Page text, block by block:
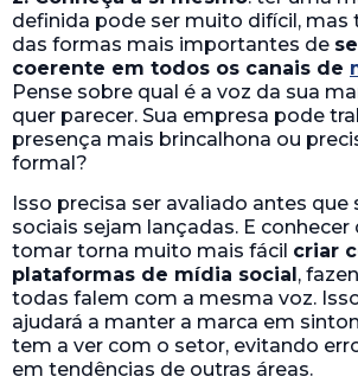
definida pode ser muito difícil, mas
das formas mais importantes de
coerente em todos os canais de
Pense sobre qual é a voz da sua
quer parecer. Sua empresa pode
presença mais brincalhona ou
formal?
Isso precisa ser avaliado antes que
sociais sejam lançadas. E conhecer
tomar torna muito mais fácil criar
plataformas de mídia social ,
todas falem com a mesma voz.
ajudará a manter a marca em
tem a ver com o setor, evitando
em tendências de outras áreas.